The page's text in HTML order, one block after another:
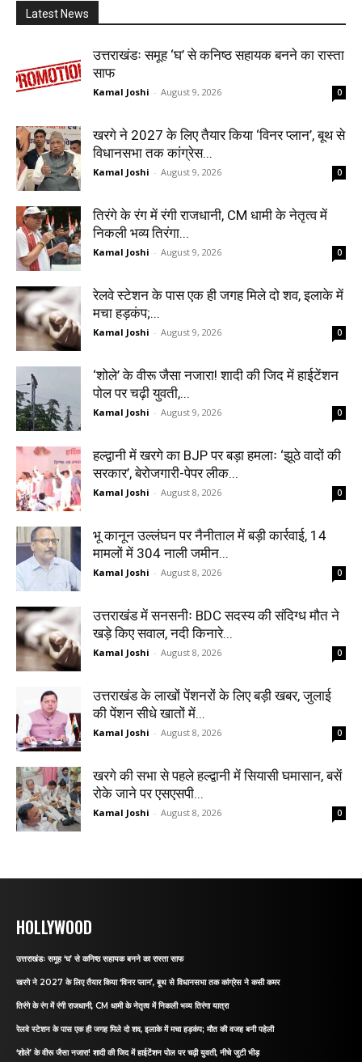
Latest News
उत्तराखंडः समूह ‘घ’ से कनिष्ठ सहायक बनने का रास्ता
साफ
Kamal Joshi - August 9, 2026 0
खरगे ने 2027 के लिए तैयार किया ‘विनर प्लान’, बूथ से
विधानसभा तक कांग्रेस...
Kamal Joshi - August 9, 2026 0
तिरंगे के रंग में रंगी राजधानी, CM धामी के नेतृत्व में
निकली भव्य तिरंगा...
Kamal Joshi - August 9, 2026 0
रेलवे स्टेशन के पास एक ही जगह मिले दो शव, इलाके में
मचा हड़कंप;...
Kamal Joshi - August 9, 2026 0
‘शोले’ के वीरू जैसा नजारा! शादी की जिद में हाईटेंशन
पोल पर चढ़ी युवती,...
Kamal Joshi - August 9, 2026 0
हल्द्वानी में खरगे का BJP पर बड़ा हमलाः ‘झूठे वादों की
सरकार’, बेरोजगारी-पेपर लीक...
Kamal Joshi - August 8, 2026 0
भू कानून उल्लंघन पर नैनीताल में बड़ी कार्रवाई, 14
मामलों में 304 नाली जमीन...
Kamal Joshi - August 8, 2026 0
उत्तराखंड में सनसनीः BDC सदस्य की संदिग्ध मौत ने
खड़े किए सवाल, नदी किनारे...
Kamal Joshi - August 8, 2026 0
उत्तराखंड के लाखों पेंशनरों के लिए बड़ी खबर, जुलाई
की पेंशन सीधे खातों में...
Kamal Joshi - August 8, 2026 0
खरगे की सभा से पहले हल्द्वानी में सियासी घमासान, बसें
रोके जाने पर एसएसपी...
Kamal Joshi - August 8, 2026 0
HOLLYWOOD
उत्तराखंडः समूह ‘घ’ से कनिष्ठ सहायक बनने का रास्ता साफ
खरगे ने 2027 के लिए तैयार किया ‘विनर प्लान’, बूथ से विधानसभा तक कांग्रेस ने कसी कमर
तिरंगे के रंग में रंगी राजधानी, CM धामी के नेतृत्व में निकली भव्य तिरंगा यात्रा
रेलवे स्टेशन के पास एक ही जगह मिले दो शव, इलाके में मचा हड़कंप; मौत की वजह बनी पहेली
‘शोले’ के वीरू जैसा नजारा! शादी की जिद में हाईटेंशन पोल पर चढ़ी युवती, नीचे जुटी भीड़